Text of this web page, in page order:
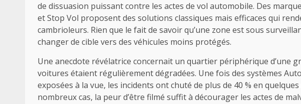
de dissuasion puissant contre les actes de vol automobile. Des
et Stop Vol proposent des solutions classiques mais efficaces qui
cambrioleurs. Rien que le fait de savoir qu’une zone est sous
changer de cible vers des véhicules moins protégés.
Une anecdote révélatrice concernait un quartier périphérique d’une
voitures étaient régulièrement dégradées. Une fois des systèmes
exposées à la vue, les incidents ont chuté de plus de 40 % en
nombreux cas, la peur d’être filmé suffit à décourager les actes de